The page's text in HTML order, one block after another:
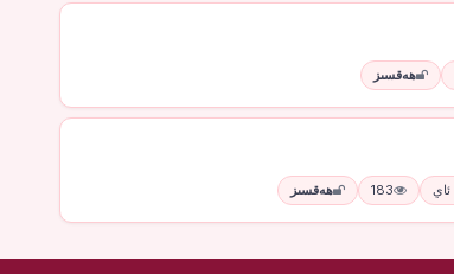
ھەقسىز
183 ھەقسىز